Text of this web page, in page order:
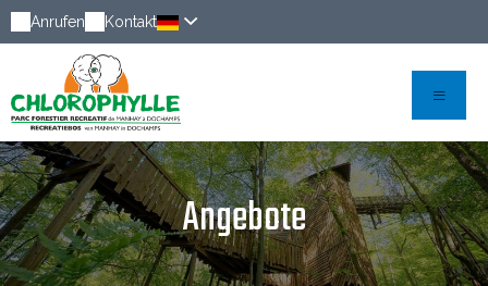
Anrufen Kontakt
Angebote